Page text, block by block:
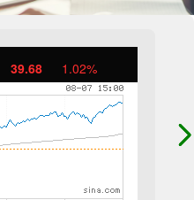
39.68 1.02%